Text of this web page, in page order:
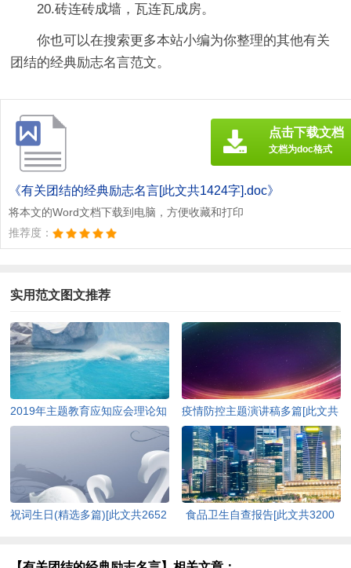
20.砖连砖成墙，瓦连瓦成房。
你也可以在搜索更多本站小编为你整理的其他有关
团结的经典励志名言范文。
《有关团结的经典励志名言[此文共1424字].doc》
将本文的Word文档下载到电脑，方便收藏和打印
推荐度：
点击下载文档
文档为doc格式
实用范文图文推荐
2019年主题教育应知应会理论知
识（含答案）[此文共10252字]
疫情防控主题演讲稿多篇[此文共
4978字]
祝词生日(精选多篇)[此文共2652
食品卫生自查报告[此文共3200